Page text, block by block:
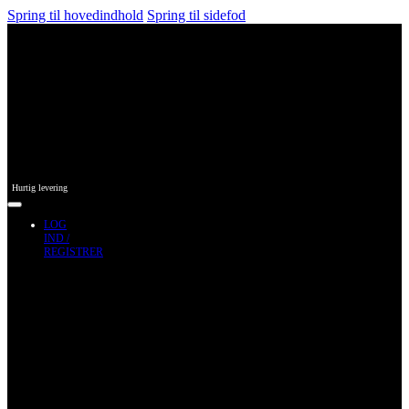
Spring til hovedindhold Spring til sidefod
Hurtig levering
LOG
IND /
REGISTRER